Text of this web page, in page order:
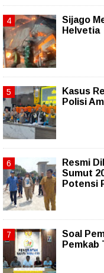
Sijago
Helvetia
Kasus
Polisi
Resmi
Sumut
Potensi
Soal
Pemkab